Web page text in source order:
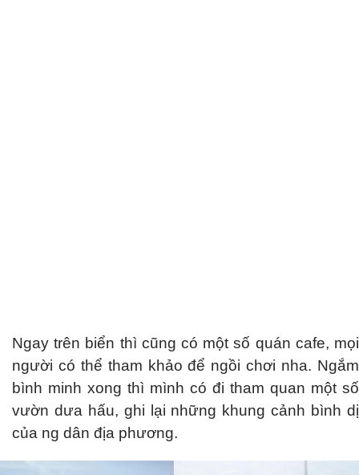
Ngay trên biển thì cũng có một số quán cafe, mọi
người có thể tham khảo để ngồi chơi nha. Ngắm
bình minh xong thì mình có đi tham quan một số
vườn dưa hấu, ghi lại những khung cảnh bình dị
của ng dân địa phương.